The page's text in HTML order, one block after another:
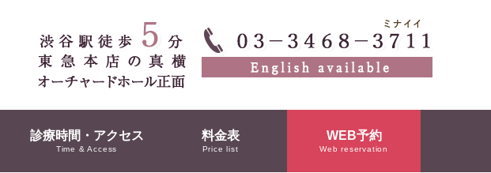
診療時間・アクセス
Time & Access
料金表
Price list
WEB予約
Web reservation